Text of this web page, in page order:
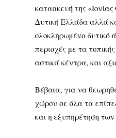
κατασκευή της
Δυτική Ελλάδα αλλά
ολοκληρωμένο δυτικό
περιοχές με τα
αστικά κέντρα, και
Βέβαια, για να
χώρου σε όλα τα
και η εξυπηρέτηση